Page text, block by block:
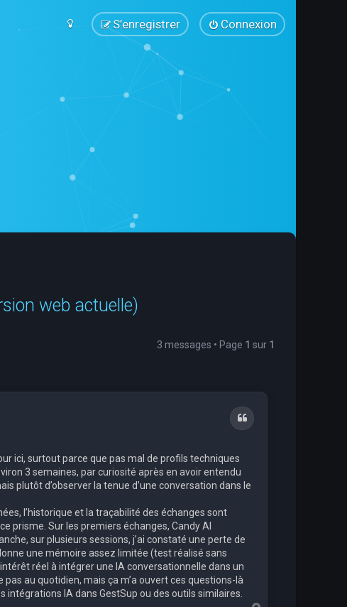
Connexion
S’enregistrer
web actuelle)
3 messages • Page 1 sur 1
Citation
ici, surtout parce que pas mal de profils techniques
3 semaines, par curiosité après en avoir entendu
plutôt d’observer la tenue d’une conversation dans le
l’historique et la traçabilité des échanges sont
prisme. Sur les premiers échanges, Candy AI
sur plusieurs sessions, j’ai constaté une perte de
une mémoire assez limitée (test réalisé sans
réel à intégrer une IA conversationnelle dans un
au quotidien, mais ça m’a ouvert ces questions-là
IA dans GestSup ou des outils similaires.